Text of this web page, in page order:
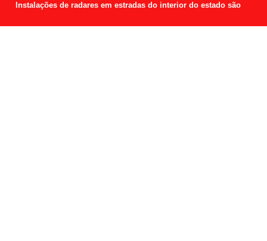
Instalações de radares em estradas do interior do estado são